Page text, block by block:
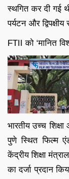
स्थगित कर दी गई
पर्यटन और
FTII को ‘मानित
भारतीय उच्च
पुणे स्थित फिल्म
केंद्रीय शिक्षा
का दर्जा प्रदान